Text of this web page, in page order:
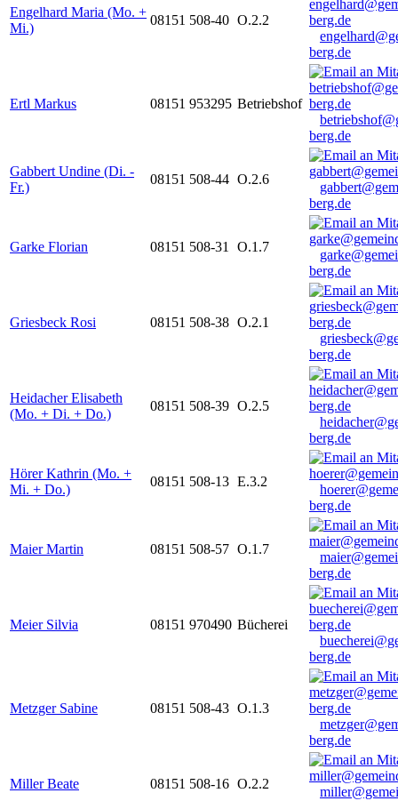
Engelhard Maria (Mo. +
Mi.)
08151 508-40 O.2.2
berg.de
Ertl Markus 08151 953295 Betriebshof
berg.de
Gabbert Undine (Di. -
Fr.)
08151 508-44 O.2.6
berg.de
Garke Florian 08151 508-31 O.1.7
berg.de
Griesbeck Rosi 08151 508-38 O.2.1
berg.de
Heidacher Elisabeth
(Mo. + Di. + Do.)
08151 508-39 O.2.5
berg.de
Hörer Kathrin (Mo. +
Mi. + Do.)
08151 508-13 E.3.2
berg.de
Maier Martin 08151 508-57 O.1.7
berg.de
Meier Silvia 08151 970490 Bücherei
berg.de
Metzger Sabine 08151 508-43 O.1.3
berg.de
Miller Beate 08151 508-16 O.2.2